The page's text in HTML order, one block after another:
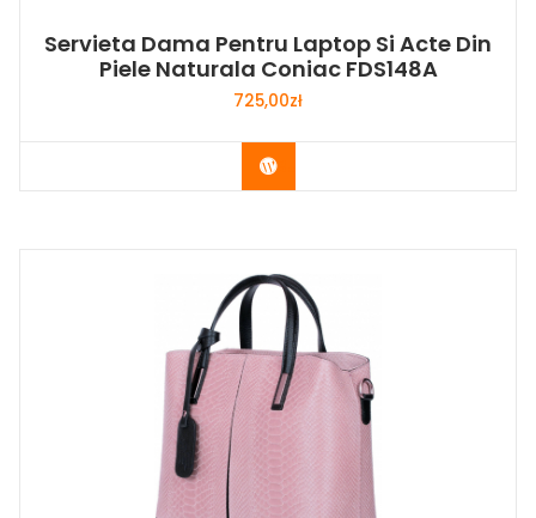
Servieta Dama Pentru Laptop Si Acte Din
Piele Naturala Coniac FDS148A
725,00zł
Buy Now